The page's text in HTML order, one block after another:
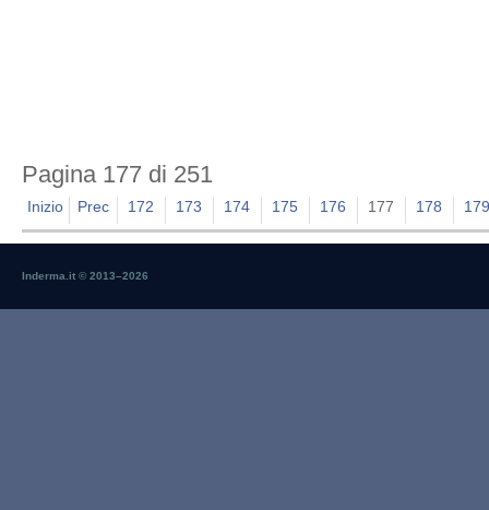
Pagina 177 di 251
Inizio Prec 172 173 174 175 176 177 178
Inderma.it © 2013–2026